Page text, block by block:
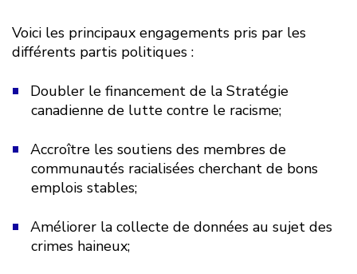
Voici les principaux engagements pris par les
différents partis politiques :
Doubler le financement de la Stratégie
canadienne de lutte contre le racisme;
Accroître les soutiens des membres de
communautés racialisées cherchant de bons
emplois stables;
Améliorer la collecte de données au sujet des
crimes haineux;